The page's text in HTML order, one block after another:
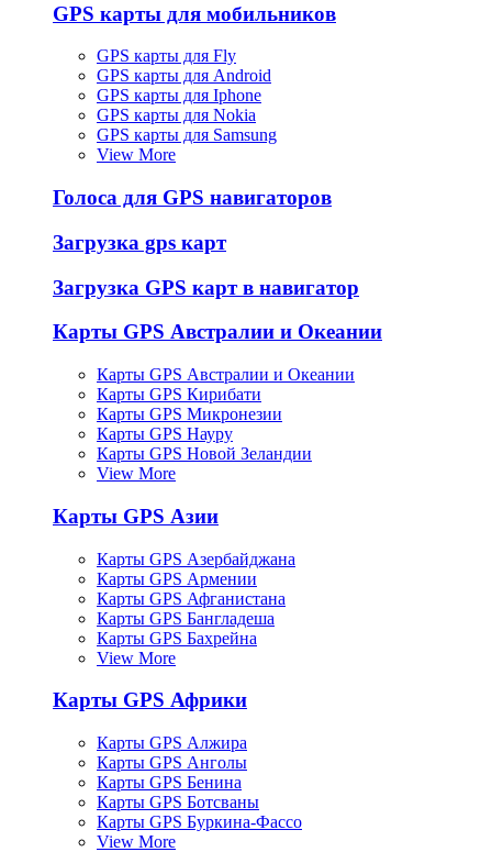
GPS карты для мобильников
GPS карты для Fly
GPS карты для Android
GPS карты для Iphone
GPS карты для Nokia
GPS карты для Samsung
View More
Голоса для GPS навигаторов
Загрузка gps карт
Загрузка GPS карт в навигатор
Карты GPS Австралии и Океании
Карты GPS Австралии и Океании
Карты GPS Кирибати
Карты GPS Микронезии
Карты GPS Науру
Карты GPS Новой Зеландии
View More
Карты GPS Азии
Карты GPS Азербайджана
Карты GPS Армении
Карты GPS Афганистана
Карты GPS Бангладеша
Карты GPS Бахрейна
View More
Карты GPS Африки
Карты GPS Алжира
Карты GPS Анголы
Карты GPS Бенина
Карты GPS Ботсваны
Карты GPS Буркина-Фассо
View More